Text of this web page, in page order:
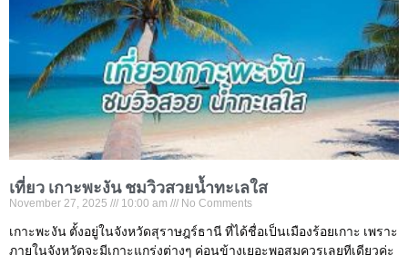
เที่ยว เกาะพะงัน ชมวิวสวยน้ำทะเลใส
November 27, 2025 10:00 am No Comments
เกาะพะงัน ตั้งอยู่ในจังหวัดสุราษฎร์ธานี ที่ได้ชื่อเป็นเมืองร้อยเกาะ เพราะ
ภายในจังหวัดจะมีเกาะแกร่งต่างๆ ค่อนข้างเยอะพอสมควรเลยทีเดียวค่ะ